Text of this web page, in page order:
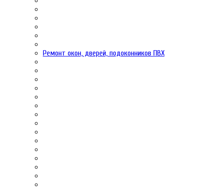
Ремонт окон, дверей, подоконников ПВХ